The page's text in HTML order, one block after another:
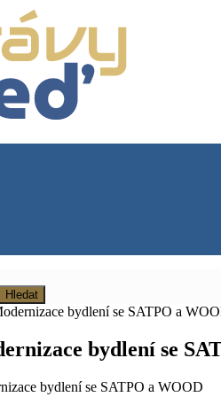
bydlení se SATPO a
bydlení se